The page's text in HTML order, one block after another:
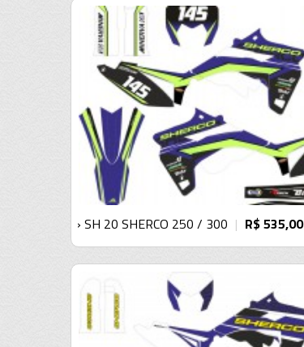
› SH 20 SHERCO 250 / 300 | R$ 535,00